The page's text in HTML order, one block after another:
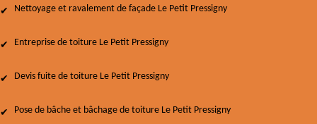
Nettoyage et ravalement de façade Le Petit Pressigny
Entreprise de toiture Le Petit Pressigny
Devis fuite de toiture Le Petit Pressigny
Pose de bâche et bâchage de toiture Le Petit Pressigny